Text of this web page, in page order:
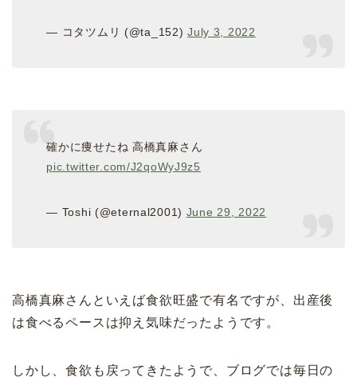
— コタツムリ (@ta_152)July 3, 2022
確かに痩せたね 高橋真麻さん
pic.twitter.com/J2qoWyJ9z5
— Toshi (@eternal2001) June 29, 2022
高橋真麻さんといえば食欲旺盛で有名ですが、出産後
は食べるペースは抑え気味だったようです。
しかし、食欲も戻ってきたようで、ブログでは毎日の